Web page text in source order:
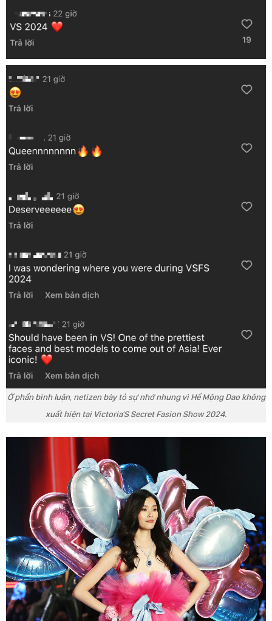
Ở phần bình luận, netizen bày tỏ sự nhớ nhung vì Hề Mộng Dao không
xuất hiện tại Victoria'S Secret Fasion Show 2024.